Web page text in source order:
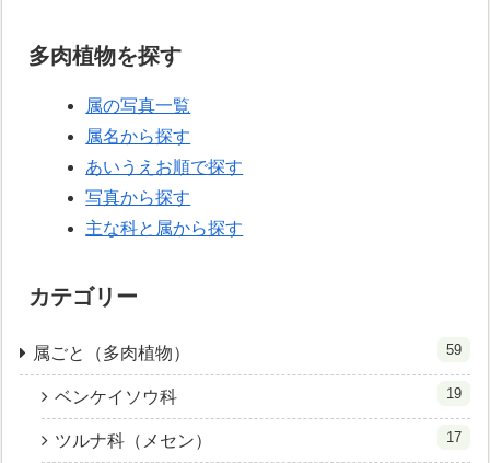
多肉植物を探す
属の写真一覧
属名から探す
あいうえお順で探す
写真から探す
主な科と属から探す
カテゴリー
属ごと（多肉植物） 59
ベンケイソウ科 19
ツルナ科（メセン） 17